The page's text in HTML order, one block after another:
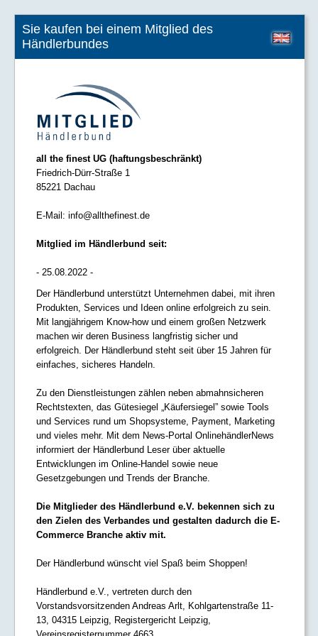
Sie kaufen bei einem Mitglied des
Händlerbundes
all the finest UG (haftungsbeschränkt)
Friedrich-Dürr-Straße 1
85221 Dachau
E-Mail: info@allthefinest.de
Mitglied im Händlerbund seit:
- 25.08.2022 -
Der Händlerbund unterstützt Unternehmen dabei, mit ihren
Produkten, Services und Ideen online erfolgreich zu sein.
Mit langjährigem Know-how und einem großen Netzwerk
machen wir deren Business langfristig sicher und
erfolgreich. Der Händlerbund steht seit über 15 Jahren für
einfaches, sicheres Handeln.
Zu den Dienstleistungen zählen neben abmahnsicheren
Rechtstexten, das Gütesiegel „Käufersiegel” sowie Tools
und Services rund um Shopsysteme, Payment, Marketing
und vieles mehr. Mit dem News-Portal OnlinehändlerNews
informiert der Händlerbund Leser über aktuelle
Entwicklungen im Online-Handel sowie neue
Gesetzgebungen und Trends der Branche.
Die Mitglieder des Händlerbund e.V. bekennen sich zu
den Zielen des Verbandes und gestalten dadurch die E-
Commerce Branche aktiv mit.
Der Händlerbund wünscht viel Spaß beim Shoppen!
Händlerbund e.V., vertreten durch den
Vorstandsvorsitzenden Andreas Arlt, Kohlgartenstraße 11-
13, 04315 Leipzig, Registergericht Leipzig,